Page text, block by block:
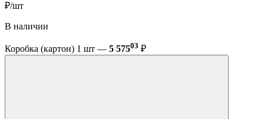
₽/шт
В наличии
Коробка (картон) 1 шт — 5 57503 ₽